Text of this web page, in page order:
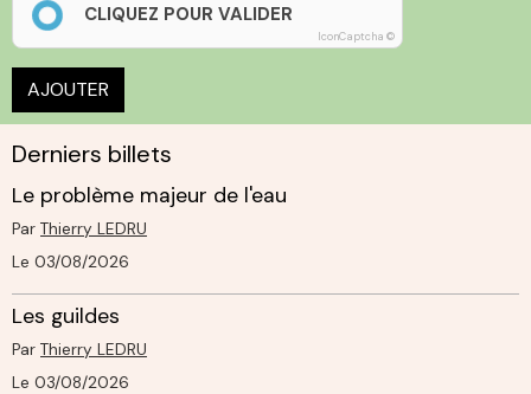
CLIQUEZ POUR VALIDER
IconCaptcha ©
AJOUTER
Derniers billets
Le problème majeur de l'eau
Par Thierry LEDRU
Le 03/08/2026
Les guildes
Par Thierry LEDRU
Le 03/08/2026